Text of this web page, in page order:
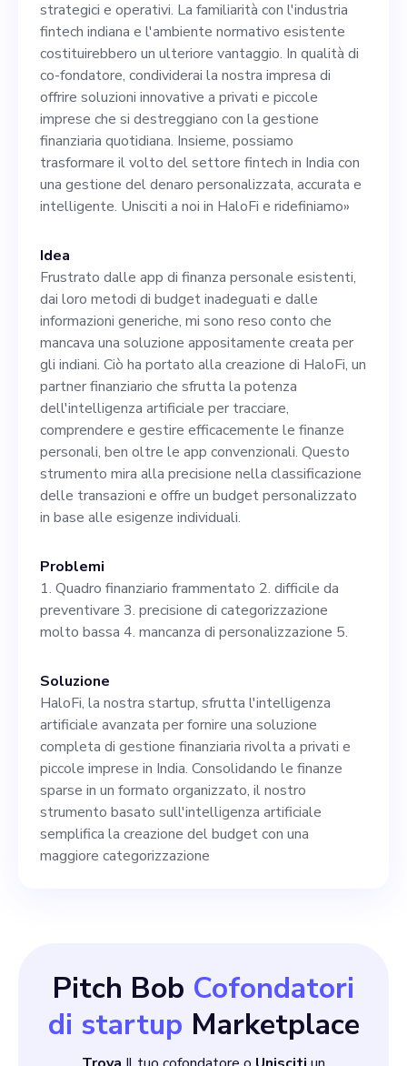
naturale e analisi dei dati. Il
potenziale co-fondatore
ricoprirebbe e dirigerebbe in
modo efficiente ruoli relativi
agli aspetti tecnologici,
strategici e operativi. La
familiarità con l'industria
fintech indiana e l'ambiente
normativo esistente
costituirebbero un ulteriore
vantaggio. In qualità di co-
fondatore, condividerai la
nostra impresa di offrire
soluzioni innovative a privati
e piccole imprese che si
destreggiano con la gestione
finanziaria quotidiana.
Insieme, possiamo
trasformare il volto del
settore fintech in India con
una gestione del denaro
personalizzata, accurata e
intelligente. Unisciti a noi in
HaloFi e ridefiniamo»
strategici e operativi. La familiarità con l'industria
fintech indiana e l'ambiente normativo esistente
costituirebbero un ulteriore vantaggio. In qualità di
co-fondatore, condividerai la nostra impresa di
offrire soluzioni innovative a privati e piccole
imprese che si destreggiano con la gestione
finanziaria quotidiana. Insieme, possiamo
trasformare il volto del settore fintech in India con
una gestione del denaro personalizzata, accurata e
intelligente. Unisciti a noi in HaloFi e ridefiniamo»
Idea
Frustrato dalle app di finanza personale esistenti,
dai loro metodi di budget inadeguati e dalle
informazioni generiche, mi sono reso conto che
mancava una soluzione appositamente creata per
gli indiani. Ciò ha portato alla creazione di HaloFi, un
partner finanziario che sfrutta la potenza
dell'intelligenza artificiale per tracciare,
comprendere e gestire efficacemente le finanze
personali, ben oltre le app convenzionali. Questo
strumento mira alla precisione nella classificazione
delle transazioni e offre un budget personalizzato
in base alle esigenze individuali.
Problemi
1. Quadro finanziario frammentato 2. difficile da
preventivare 3. precisione di categorizzazione
molto bassa 4. mancanza di personalizzazione 5.
Soluzione
HaloFi, la nostra startup, sfrutta l'intelligenza
artificiale avanzata per fornire una soluzione
completa di gestione finanziaria rivolta a privati e
piccole imprese in India. Consolidando le finanze
sparse in un formato organizzato, il nostro
strumento basato sull'intelligenza artificiale
semplifica la creazione del budget con una
maggiore categorizzazione
Pitch Bob Cofondatori
di startup Marketplace